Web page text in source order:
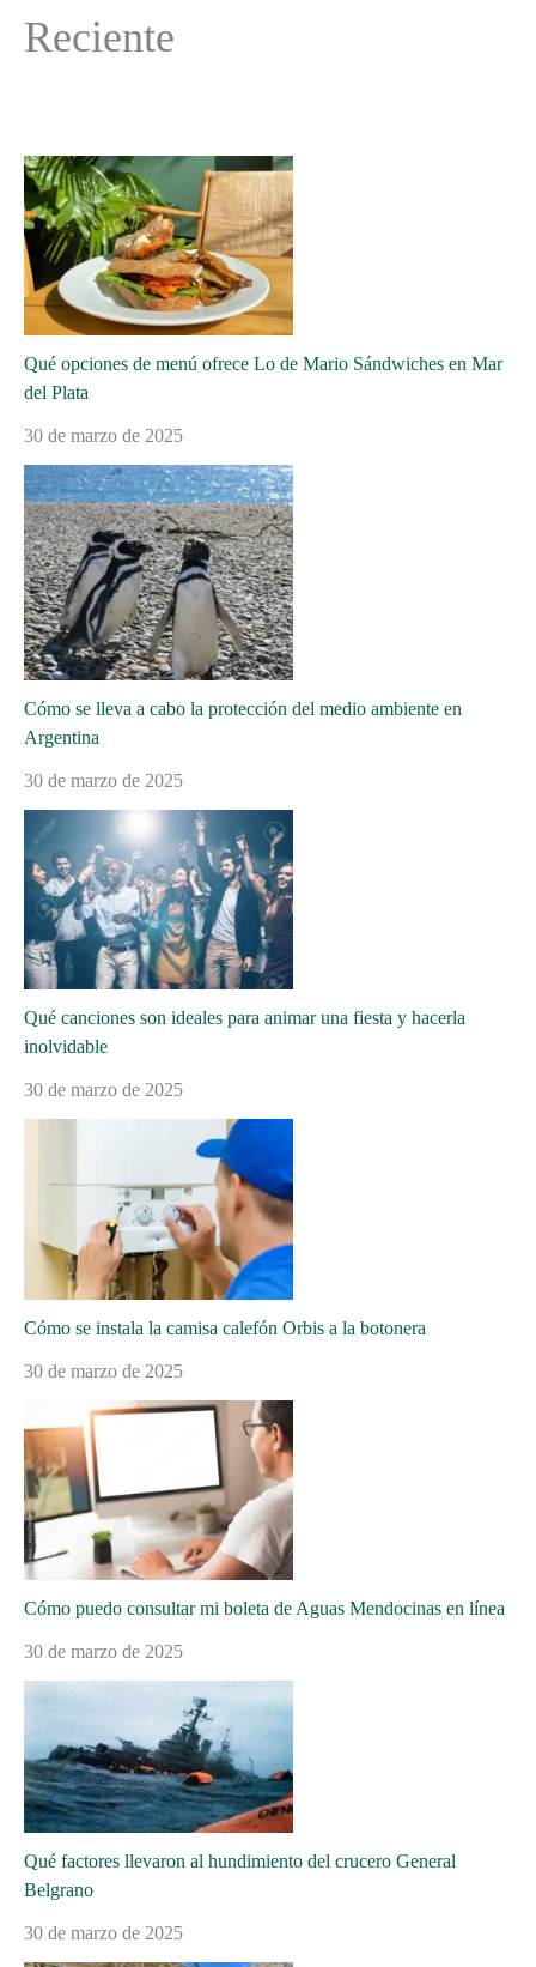
Reciente
Qué opciones de menú ofrece Lo de Mario Sándwiches en Mar
del Plata
30 de marzo de 2025
Cómo se lleva a cabo la protección del medio ambiente en
Argentina
30 de marzo de 2025
Qué canciones son ideales para animar una fiesta y hacerla
inolvidable
30 de marzo de 2025
Cómo se instala la camisa calefón Orbis a la botonera
30 de marzo de 2025
Cómo puedo consultar mi boleta de Aguas Mendocinas en línea
30 de marzo de 2025
Qué factores llevaron al hundimiento del crucero General
Belgrano
30 de marzo de 2025